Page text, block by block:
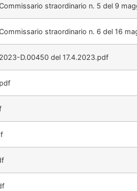
straordinario n. 5 del 9
straordinario n. 6 del 16
D.00450 del 17.4.2023.pdf